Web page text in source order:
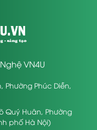
VN4U
Phường Phúc Diễn,
Quý Huân, Phường
phố Hà Nội)